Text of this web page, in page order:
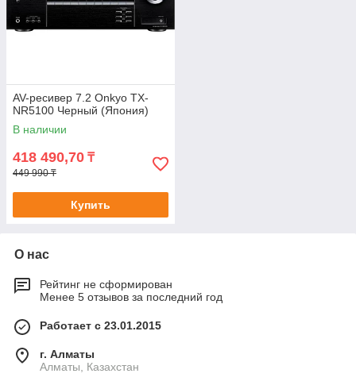
AV-ресивер 7.2 Onkyo TX-
NR5100 Черный (Япония)
В наличии
418 490,70 ₸
449 990 ₸
Купить
О нас
Рейтинг не сформирован
Менее 5 отзывов за последний год
Работает с 23.01.2015
г. Алматы
Алматы, Казахстан